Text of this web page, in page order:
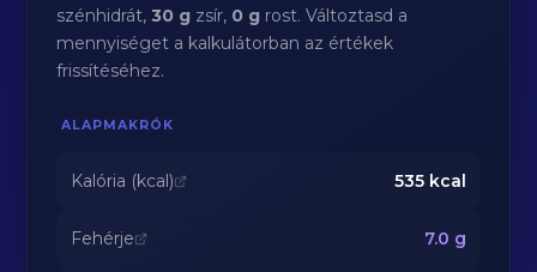
szénhidrát,30 g zsír, 0 g rost. Változtasd a
mennyiséget a kalkulátorban az értékek
frissítéséhez.
ALAPMAKRÓK
Kalória (kcal) 535kcal
Fehérje 7.0 g